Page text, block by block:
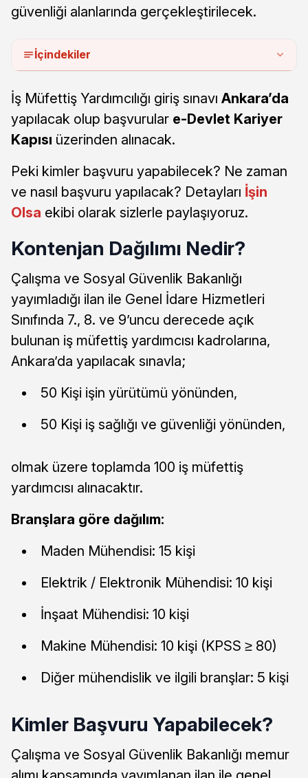
güvenliği alanlarında gerçekleştirilecek.
İçindekiler
İş Müfettiş Yardımcılığı giriş sınavı Ankara’da
yapılacak olup başvurular e-Devlet Kariyer
Kapısı üzerinden alınacak.
Peki kimler başvuru yapabilecek? Ne zaman
ve nasıl başvuru yapılacak? Detayları İşin
Olsa ekibi olarak sizlerle paylaşıyoruz.
Kontenjan Dağılımı Nedir?
Çalışma ve Sosyal Güvenlik Bakanlığı
yayımladığı ilan ile Genel İdare Hizmetleri
Sınıfında 7., 8. ve 9’uncu derecede açık
bulunan iş müfettiş yardımcısı kadrolarına,
Ankara’da yapılacak sınavla;
50 Kişi işin yürütümü yönünden,
50 Kişi iş sağlığı ve güvenliği yönünden,
olmak üzere toplamda 100 iş müfettiş
yardımcısı alınacaktır.
Branşlara göre dağılım:
Maden Mühendisi: 15 kişi
Elektrik / Elektronik Mühendisi: 10 kişi
İnşaat Mühendisi: 10 kişi
Makine Mühendisi: 10 kişi (KPSS ≥ 80)
Diğer mühendislik ve ilgili branşlar: 5 kişi
Kimler Başvuru Yapabilecek?
Çalışma ve Sosyal Güvenlik Bakanlığı memur